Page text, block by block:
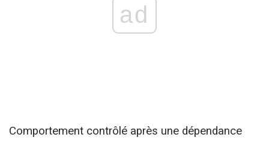
ad
Comportement contrôlé après une dépendance